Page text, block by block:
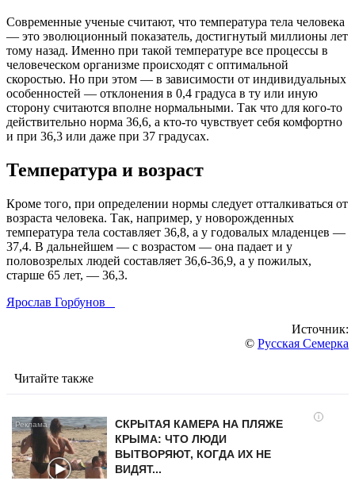
Современные ученые считают, что температура тела человека
— это эволюционный показатель, достигнутый миллионы лет
тому назад. Именно при такой температуре все процессы в
человеческом организме происходят с оптимальной
скоростью. Но при этом — в зависимости от индивидуальных
особенностей — отклонения в 0,4 градуса в ту или иную
сторону считаются вполне нормальными. Так что для кого-то
действительно норма 36,6, а кто-то чувствует себя комфортно
и при 36,3 или даже при 37 градусах.
Температура и возраст
Кроме того, при определении нормы следует отталкиваться от
возраста человека. Так, например, у новорожденных
температура тела составляет 36,8, а у годовалых младенцев —
37,4. В дальнейшем — с возрастом — она падает и у
половозрелых людей составляет 36,6-36,9, а у пожилых,
старше 65 лет, — 36,3.
Ярослав Горбунов
Источник:
© Русская Семерка
Читайте также
i
СКРЫТАЯ КАМЕРА НА ПЛЯЖЕ
КРЫМА: ЧТО ЛЮДИ
ВЫТВОРЯЮТ, КОГДА ИХ НЕ
ВИДЯТ...